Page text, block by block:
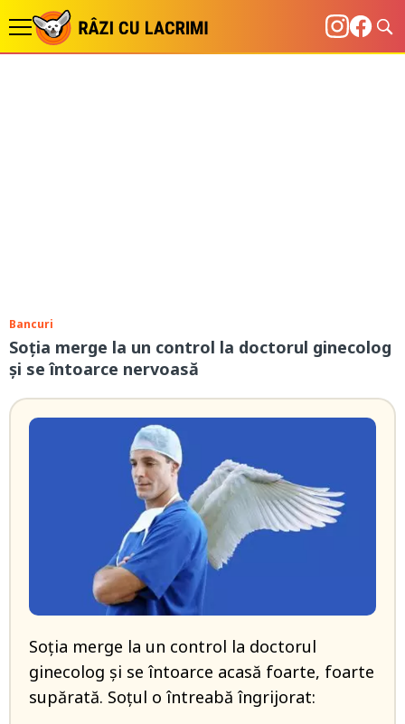
Bancuri
Soția merge la un control la doctorul ginecolog
și se întoarce nervoasă
Soția merge la un control la doctorul
ginecolog și se întoarce acasă foarte, foarte
supărată. Soțul o întreabă îngrijorat: